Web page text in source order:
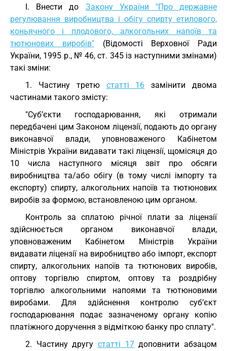
I. Внести до Закону України "Про державне
регулювання виробництва і обігу спирту етилового,
коньячного і плодового, алкогольних напоїв та
тютюнових виробів"(Відомості Верховної Ради
України, 1995 р., № 46, ст. 345 із наступними змінами)
такі зміни:
1. Частину третю статті 16 замінити двома
частинами такого змісту:
"Суб’єкти господарювання, які отримали
передбачені цим Законом ліцензії, подають до органу
виконавчої влади, уповноваженого Кабінетом
Міністрів України видавати такі ліцензії, щомісяця до
10 числа наступного місяця звіт про обсяги
виробництва та/або обігу (в тому числі імпорту та
експорту) спирту, алкогольних напоїв та тютюнових
виробів за формою, встановленою цим органом.
Контроль за сплатою річної плати за ліцензії
здійснюється органом виконавчої влади,
уповноваженим Кабінетом Міністрів України
видавати ліцензії на виробництво або імпорт, експорт
спирту, алкогольних напоїв та тютюнових виробів,
оптову торгівлю спиртом, оптову та роздрібну
торгівлю алкогольними напоями та тютюновими
виробами. Для здійснення контролю суб’єкт
господарювання подає зазначеному органу копію
платіжного доручення з відміткою банку про сплату".
2. Частину другу статті 17доповнити абзацом